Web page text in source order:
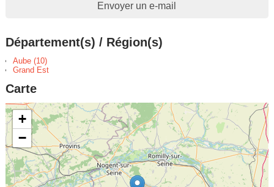
Envoyer un e-mail
Département(s) / Région(s)
Aube (10)
Grand Est
Carte
+
−